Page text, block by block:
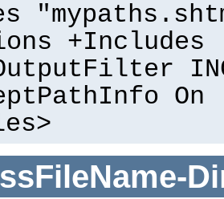
+Includes
On
-